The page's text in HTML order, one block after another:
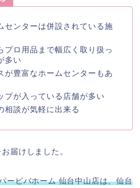
センターは併設されている施
プロ用品まで幅広く取り扱っ
多い
が豊富なホームセンターもあ
プが入っている店舗が多い
相談が気軽に出来る
届けしました。
ービバホーム 仙台中山店は、仙台